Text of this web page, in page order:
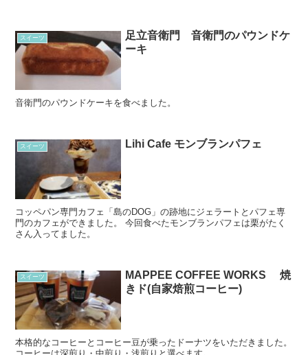
スイーツ
足立音衛門 音衛門のパウンドケ
ーキ
音衛門のパウンドケーキを食べました。
スイーツ Lihi Cafe モンブランパフェ
コッペパン専門カフェ「島のDOG」の跡地にジェラートとパフェ専
門のカフェができました。 今回食べたモンブランパフェは栗がたく
さん入ってました。
スイーツ
MAPPEE COFFEE WORKS 焼
きド(自家焙煎コーヒー)
本格的なコーヒーとコーヒー豆が乗ったドーナツをいただきました。